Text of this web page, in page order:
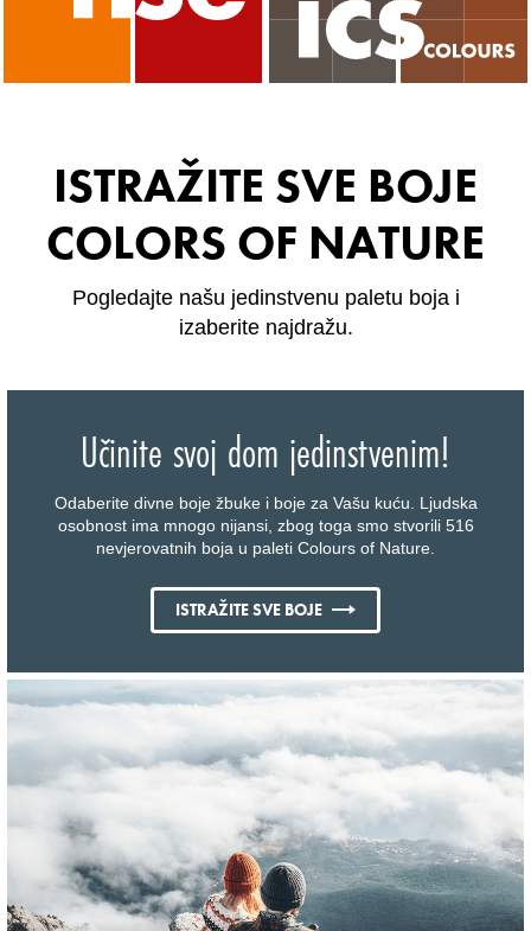
ISTRAŽITE SVE BOJE
COLORS OF NATURE
Pogledajte našu jedinstvenu paletu boja i
izaberite najdražu.
Učinite svoj dom jedinstvenim!
Odaberite divne boje žbuke i boje za Vašu kuću. Ljudska
osobnost ima mnogo nijansi, zbog toga smo stvorili 516
nevjerovatnih boja u paleti Colours of Nature.
ISTRAŽITE SVE BOJE